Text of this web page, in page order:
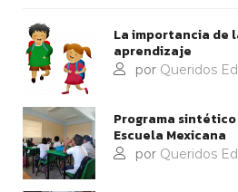
La importancia de
aprendizaje
por Queridos
Programa
Escuela Mexicana
por Queridos